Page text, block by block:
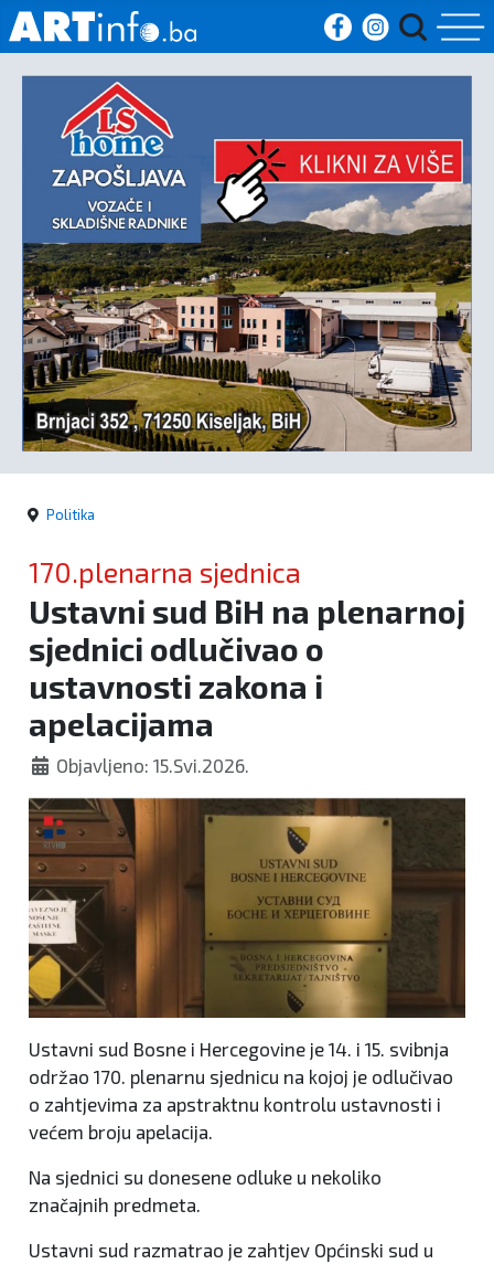
Početna
Vijesti
Sport
Kultura
Crna
kronika
Politika
Politika
170.plenarna sjednica
Ustavni sud BiH na plenarnoj
sjednici odlučivao o
ustavnosti zakona i
apelacijama
Objavljeno: 15.Svi.2026.
Ustavni sud Bosne i Hercegovine je 14. i 15. svibnja
održao 170. plenarnu sjednicu na kojoj je odlučivao
o zahtjevima za apstraktnu kontrolu ustavnosti i
većem broju apelacija.
Na sjednici su donesene odluke u nekoliko
značajnih predmeta.
Ustavni sud razmatrao je zahtjev Općinski sud u